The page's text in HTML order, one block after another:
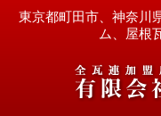
東京都町田市、神奈川
ム、屋根